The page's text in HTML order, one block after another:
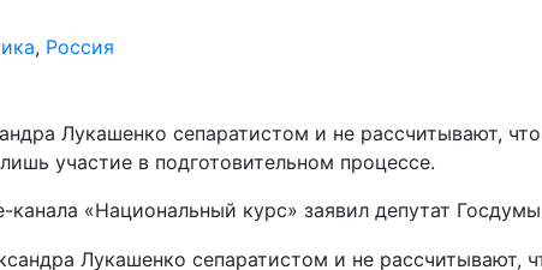
, Россия
Лукашенко сепаратистом и не рассчитывают,
участие в подготовительном процессе.
канала «Национальный курс» заявил депутат